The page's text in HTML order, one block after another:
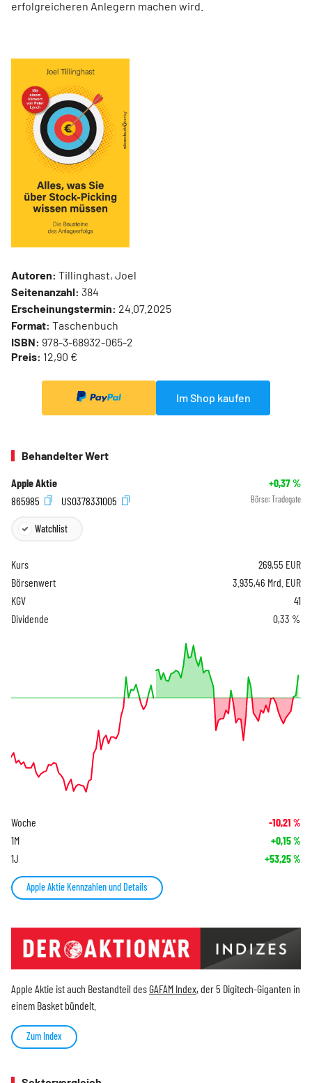
erfolgreicheren Anlegern machen wird.
Autoren: Tillinghast, Joel
Seitenanzahl: 384
Erscheinungstermin: 24.07.2025
Format: Taschenbuch
ISBN: 978-3-68932-065-2
Preis: 12,90 €
Im Shop kaufen
Behandelter Wert
Apple Aktie +0,37%
865985
US0378331005 Börse: Tradegate
Watchlist
Kurs 269,55 EUR
Börsenwert
3.935,46 Mrd. EUR
KGV
41
Dividende
0,33 %
Woche -10,21 %
1M +0,15%
1J +53,25%
Apple Aktie Kennzahlen und Details
Apple Aktie ist auch Bestandteil desGAFAM Index, der 5 Digitech-Giganten in
einem Basket bündelt.
Zum Index